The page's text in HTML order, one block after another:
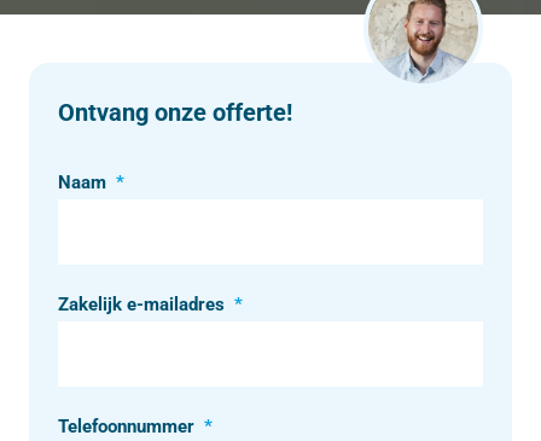
Ontvang onze offerte!
Naam *
Zakelijk e-mailadres *
Telefoonnummer *